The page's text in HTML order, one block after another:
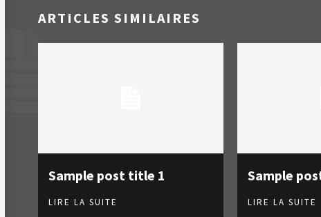
ARTICLES SIMILAIRES
Sample post title 1
LIRE LA SUITE
Sample
LIRE LA SUITE